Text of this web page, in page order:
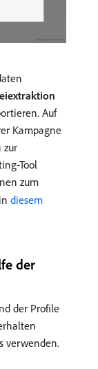
Auf
Kampagne
zur
Tool
zum
diesem
der
der Profile
verwenden.